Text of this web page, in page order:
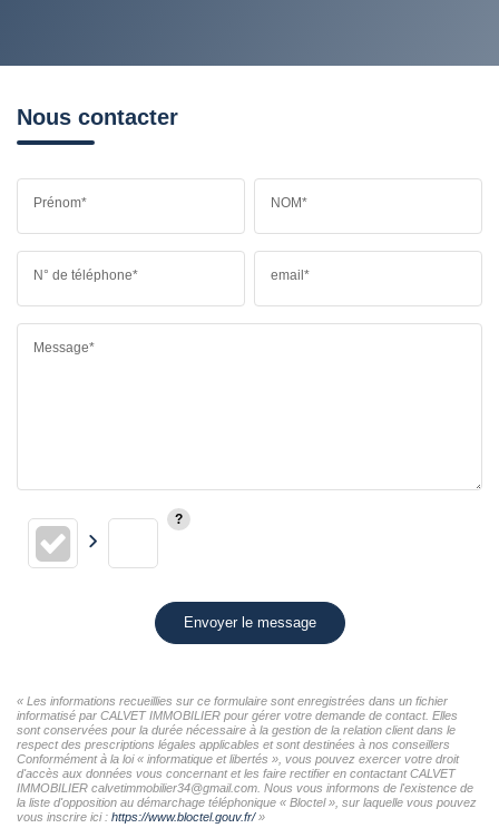
Nous contacter
Prénom* NOM*
N° de téléphone* email*
Message*
Envoyer le message
« Les informations recueillies sur ce formulaire sont enregistrées dans un fichier
informatisé par CALVET IMMOBILIER pour gérer votre demande de contact. Elles
sont conservées pour la durée nécessaire à la gestion de la relation client dans le
respect des prescriptions légales applicables et sont destinées à nos conseillers
Conformément à la loi « informatique et libertés », vous pouvez exercer votre droit
d'accès aux données vous concernant et les faire rectifier en contactant CALVET
IMMOBILIER calvetimmobilier34@gmail.com. Nous vous informons de l'existence de
la liste d'opposition au démarchage téléphonique « Bloctel », sur laquelle vous pouvez
vous inscrire ici : https://www.bloctel.gouv.fr/»